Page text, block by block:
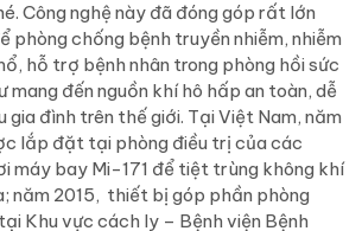
Công nghệ này đã đóng góp rất lớn
phòng chống bệnh truyền nhiễm, nhiễm
hỗ trợ bệnh nhân trong phòng hồi sức
mang đến nguồn khí hô hấp an toàn, dễ
gia đình trên thế giới. Tại Việt Nam, năm
lắp đặt tại phòng điều trị của các
máy bay Mi-171 để tiệt trùng không khí
năm 2015, thiết bị góp phần phòng
Khu vực cách ly – Bệnh viện Bệnh